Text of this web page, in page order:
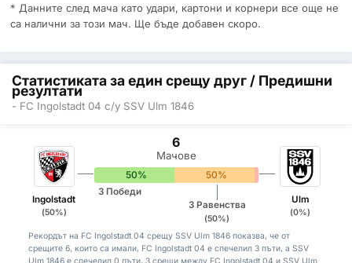
* Данните след мача като удари, картони и корнери все още не
са налични за този мач. Ще бъде добавен скоро.
Статистиката за един срещу друг / Предишни
резултати
- FC Ingolstadt 04 с/у SSV Ulm 1846
Ingolstadt
(50%)
6
Мачове
50% 50% 0%
3 Победи
3 Равенства
(50%)
Ulm
(0%)
Рекордът на FC Ingolstadt 04 срещу SSV Ulm 1846 показва, че от
срещите 6, които са имали, FC Ingolstadt 04 е спечелил 3 пъти, а SSV